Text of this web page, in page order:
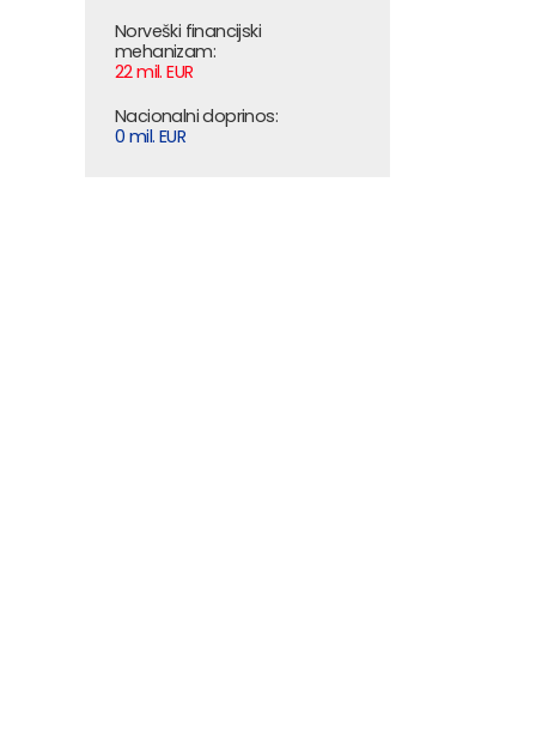
Norveški financijski
mehanizam:
22 mil. EUR
Nacionalni doprinos:
0 mil. EUR